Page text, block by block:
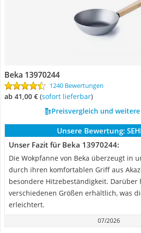
Beka 13970244
1240 Bewertungen
ab 41,00 € ( Sofort lieferbar)
Preisvergleich und
Unsere Bewertung:
Unser Fazit für Beka 13970244:
Die Wokpfanne von Beka überzeugt in
durch ihren komfortablen Griff aus
besondere Hitzebeständigkeit. Darüber
verschiedenen Größen erhältlich, was
erleichtert.
07/2026